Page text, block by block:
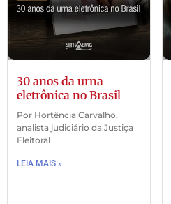
30 anos da urna
eletrônica no Brasil
Por Hortência Carvalho,
analista judiciário da Justiça
Eleitoral
LEIA MAIS »